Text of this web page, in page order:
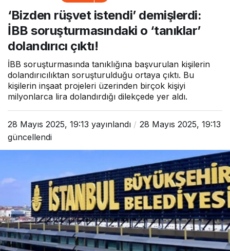
soruşturmasındaki o
‘tanıklar’ dolandırıcı çıktı!
‘Bizden rüşvet istendi’ demişlerdi:
İBB soruşturmasındaki o ‘tanıklar’
dolandırıcı çıktı!
İBB soruşturmasında tanıklığına başvurulan kişilerin
dolandırıcılıktan soruşturulduğu ortaya çıktı. Bu
kişilerin inşaat projeleri üzerinden birçok kişiyi
milyonlarca lira dolandırdığı dilekçede yer aldı.
28 Mayıs 2025, 19:13 yayınlandı
28 Mayıs 2025, 19:13
güncellendi